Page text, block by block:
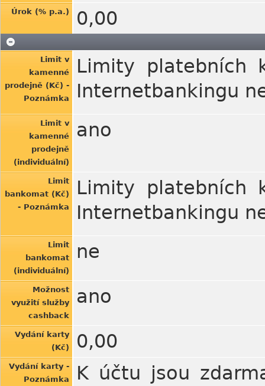
Úrok (% p.a.) 0,00
Limit v
kamenné
prodejně (Kč) -
Poznámka
Limity platebních
Internetbankingu
Limit v
kamenné
prodejně
(individuální)
ano
Limit
bankomat (Kč)
- Poznámka
Limity platebních
Internetbankingu
Limit
bankomat
(individuální)
ne
Možnost
využití služby
cashback
ano
Vydání karty
(Kč)
0,00
Vydání karty -
Poznámka
K účtu jsou